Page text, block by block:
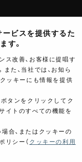
ービスを提供するた
す。
ス改善、お客様に提唱す
た、当社では、お知ら
ッキーにも情報を提供
タンをクリックしてク
イトのすべての機能を
合、またはクッキーの
リシー（ クッキーの利用